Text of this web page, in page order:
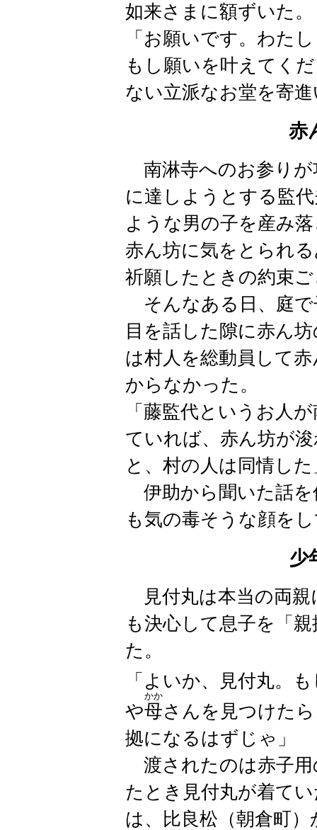
如来さまに額ずいた。
「お願いです。わた
もし願いを叶えてく
ない立派なお堂を寄
赤
南淋寺へのお参りが
に達しようとする監
ような男の子を産み
赤ん坊に気をとられ
祈願したときの約束
そんなある日、庭で
目を話した隙に赤ん
は村人を総動員して
からなかった。
「藤監代というお人
ていれば、赤ん坊が
と、村の人は同情した
伊助から聞いた話
も気の毒そうな顔を
少
見付丸は本当の両親
も決心して息子を「
た。
「よいか、見付丸。
や母
かか
さんを見つけた
拠になるはずじゃ」
渡されたのは赤子用
たとき見付丸が着て
は、比良松（朝倉町）